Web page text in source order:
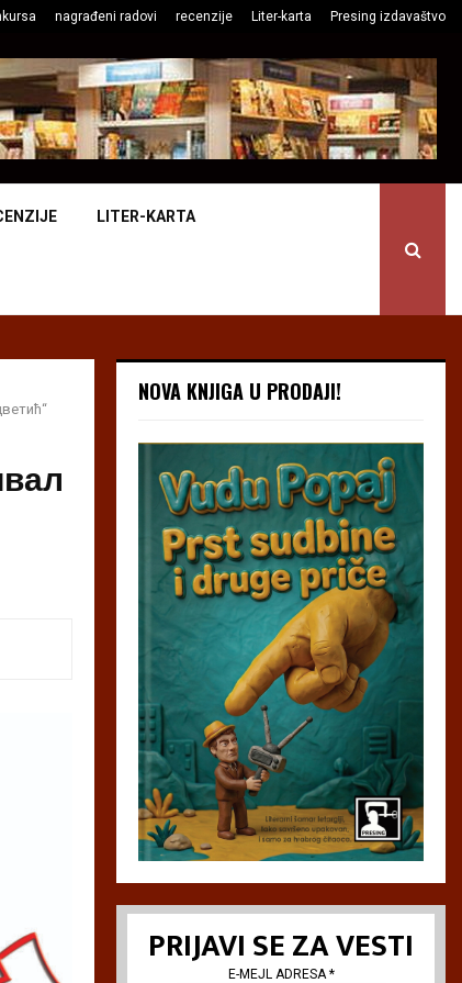
nagrađeni radovi recenzije Liter-karta Presing izdavaštvo
LITER-KARTA
NOVA KNJIGA U PRODAJI!
PRIJAVI SE ZA VESTI
E-MEJL ADRESA*